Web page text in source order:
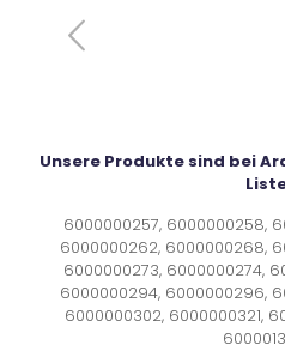
Unsere Produkte sind bei
6000000257, 6000000258,
6000000262, 6000000268,
6000000273, 6000000274,
6000000294, 6000000296,
6000000302, 6000000321,